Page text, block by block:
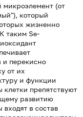
(от
который
жизненно
таким Se-
и перекисно
от их
и функции
препятствуют
развитию
в состав